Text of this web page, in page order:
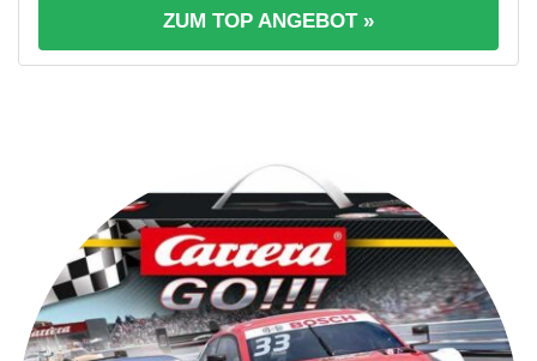
ZUM TOP ANGEBOT »